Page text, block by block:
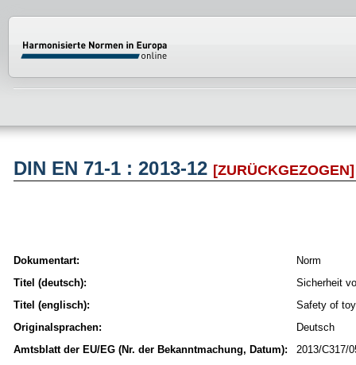
DIN EN 71-1 : 2013-12 [ZURÜCKGEZOGEN]
Dokumentart:
Norm
Titel (deutsch):
Sicherheit
Titel (englisch):
Safety of
Originalsprachen:
Deutsch
Amtsblatt der EU/EG (Nr. der Bekanntmachung, Datum):
2013/C317/